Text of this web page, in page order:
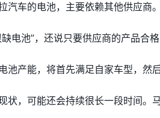
汽车的电池，主要依赖其他供应商。
电池”，还说只要供应商的产品合
池产能，将首先满足自家车型，然
状，可能还会持续很长一段时间。